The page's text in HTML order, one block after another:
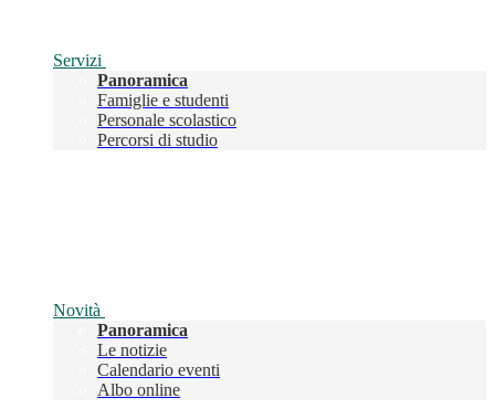
Servizi
Panoramica
Famiglie e studenti
Personale scolastico
Percorsi di studio
Novità
Panoramica
Le notizie
Calendario eventi
Albo online